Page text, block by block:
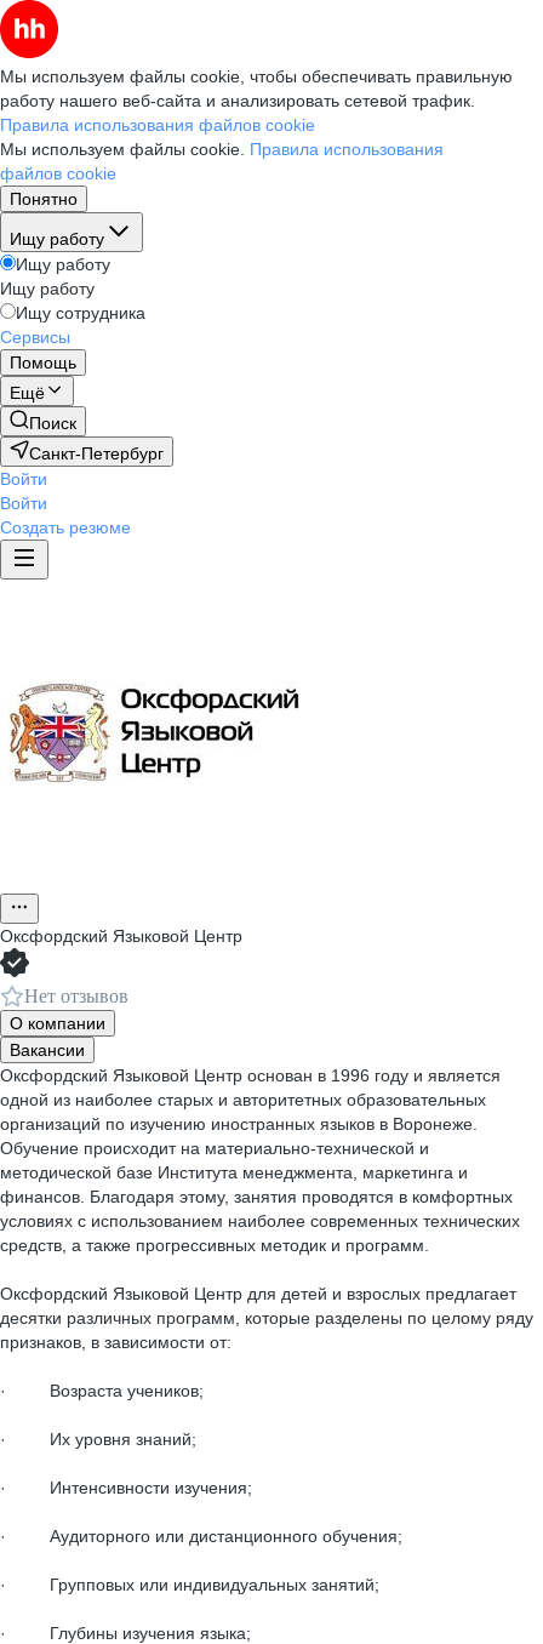
Мы используем файлы cookie, чтобы обеспечивать правильную
работу нашего веб-сайта и анализировать сетевой трафик.
Правила использования файлов cookie
Мы используем файлы cookie. Правила использования
файлов cookie
Понятно
Ищу работу
Ищу работу
Ищу работу
Ищу сотрудника
Сервисы
Помощь
Ещё
Поиск
Санкт-Петербург
Войти
Войти
Создать резюме
Оксфордский Языковой Центр
Нет отзывов
О компании
Вакансии
Оксфордский Языковой Центр основан в 1996 году и является
одной из наиболее старых и авторитетных образовательных
организаций по изучению иностранных языков в Воронеже.
Обучение происходит на материально-технической и
методической базе Института менеджмента, маркетинга и
финансов. Благодаря этому, занятия проводятся в комфортных
условиях с использованием наиболее современных технических
средств, а также прогрессивных методик и программ.
Оксфордский Языковой Центр для детей и взрослых предлагает
десятки различных программ, которые разделены по целому ряду
признаков, в зависимости от:
· Возраста учеников;
· Их уровня знаний;
· Интенсивности изучения;
· Аудиторного или дистанционного обучения;
· Групповых или индивидуальных занятий;
· Глубины изучения языка;